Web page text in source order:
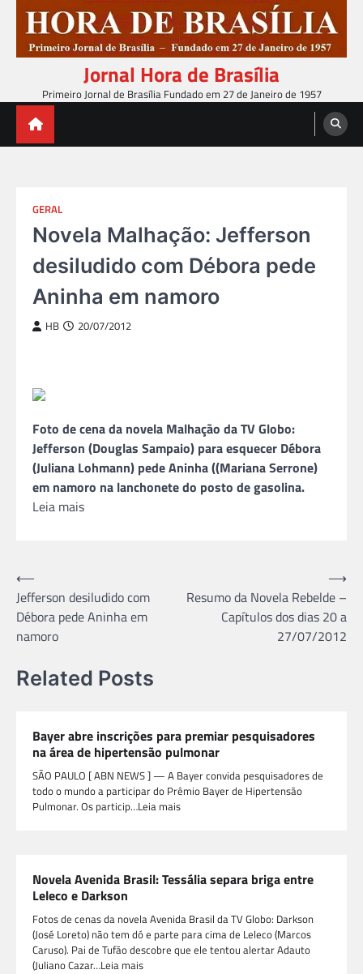
content
Jornal Hora de Brasília
Primeiro Jornal de Brasília Fundado em 27 de Janeiro de 1957
GERAL
Novela Malhação: Jefferson
desiludido com Débora pede
Aninha em namoro
HB 20/07/2012
Foto de cena da novela Malhação da TV Globo:
Jefferson (Douglas Sampaio) para esquecer Débora
(Juliana Lohmann) pede Aninha ((Mariana Serrone)
em namoro na lanchonete do posto de gasolina.
Leia mais
Navegação
de
Post
⟵
Jefferson desiludido com
Débora pede Aninha em
namoro
Resumo da Novela Rebelde –
Capítulos dos dias 20 a
27/07/2012
⟶
Related Posts
Bayer abre inscrições para premiar pesquisadores
na área de hipertensão pulmonar
SÃO PAULO [ ABN NEWS ] — A Bayer convida pesquisadores de
todo o mundo a participar do Prêmio Bayer de Hipertensão
Pulmonar. Os particip…Leia mais
Novela Avenida Brasil: Tessália separa briga entre
Leleco e Darkson
Fotos de cenas da novela Avenida Brasil da TV Globo: Darkson
(José Loreto) não tem dó e parte para cima de Leleco (Marcos
Caruso). Pai de Tufão descobre que ele tentou alertar Adauto
(Juliano Cazar…Leia mais